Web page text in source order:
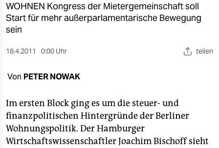
kultur
sport
berlin
nord
verlag
WOHNEN Kongress der Mietergemeinschaft soll
Start für mehr außerparlamentarische Bewegung
sein
18.4.2011 0:00 Uhr teilen
Von PETER NOWAK
Im ersten Block ging es um die steuer- und
finanzpolitischen Hintergründe der Berliner
Wohnungspolitik. Der Hamburger
Wirtschaftswissenschaftler Joachim Bischoff sieht